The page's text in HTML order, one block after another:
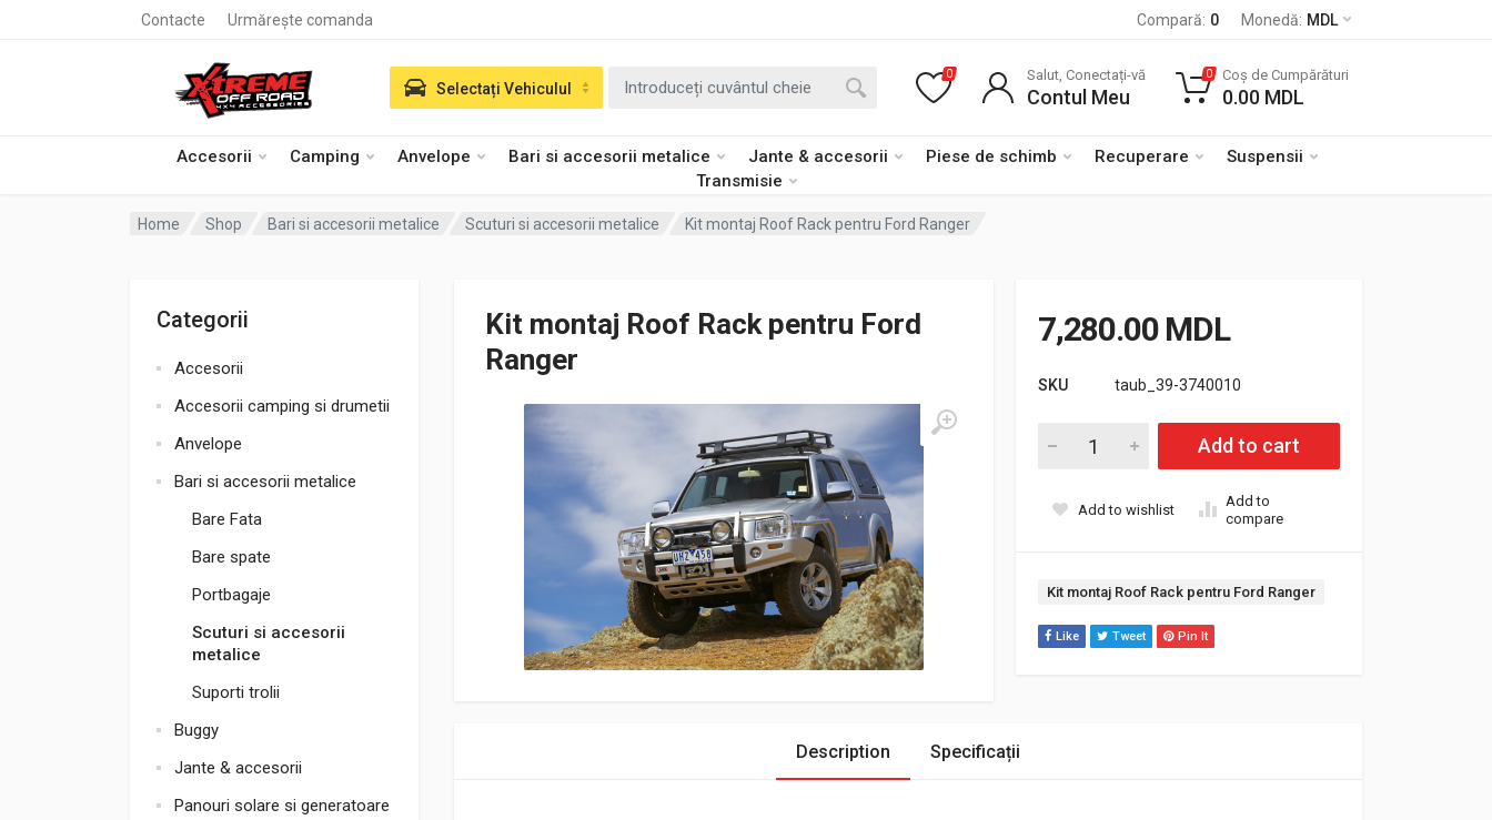
Contacte Urmărește comanda Compară: 0 Monedă: MDL
Accesorii Camping Anvelope Bari si accesorii metalice Jante & accesorii Piese de schimb Recuperare
Suspensii
Transmisie
Selectați Vehiculul
0 Salut, Conectați-vă
Contul Meu
0 Coș de Cumpărături
0.00 MDL
Home Shop Bari si accesorii metalice Scuturi si accesorii metalice Kit montaj Roof Rack pentru Ford Ranger
Categorii
Accesorii
Accesorii camping si drumetii
Anvelope
Bari si accesorii metalice
Bare Fata
Bare spate
Portbagaje
Scuturi si accesorii
metalice
Suporti trolii
Buggy
Jante & accesorii
Panouri solare si generatoare
Kit montaj Roof Rack pentru Ford
Ranger
7,280.00 MDL
SKU taub_39-3740010
Cantitate Kit montaj Roof Rack pentru Ford Ranger
Add to cart
Add to wishlist
Add to
compare
Etichetă:
Kit montaj Roof Rack pentru Ford Ranger
Like Tweet Pin It
Description Specificații